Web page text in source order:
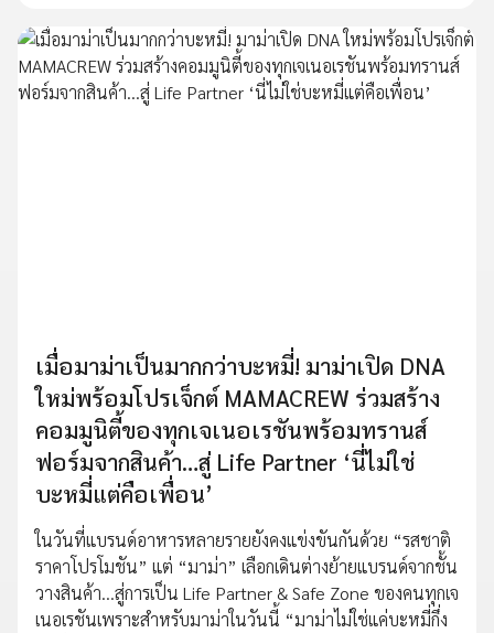
เมื่อมาม่าเป็นมากกว่าบะหมี่! มาม่าเปิด DNA
ใหม่พร้อมโปรเจ็กต์ MAMACREW ร่วมสร้าง
คอมมูนิตี้ของทุกเจเนอเรชันพร้อมทรานส์
ฟอร์มจากสินค้า…สู่ Life Partner ‘นี่ไม่ใช่
บะหมี่แต่คือเพื่อน’
ในวันที่แบรนด์อาหารหลายรายยังคงแข่งขันกันด้วย “รสชาติ
ราคาโปรโมชัน” แต่ “มาม่า” เลือกเดินต่างย้ายแบรนด์จากชั้น
วางสินค้า…สู่การเป็น Life Partner & Safe Zone ของคนทุกเจ
เนอเรชันเพราะสำหรับมาม่าในวันนี้ “มาม่าไม่ใช่แค่บะหมี่กึ่ง